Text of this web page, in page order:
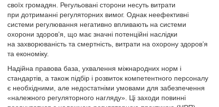
своїх громадян. Регульовані сторони несуть витрати
при дотриманні регуляторних вимог. Однак неефективні
системи регулювання негативно впливають на системи
охорони здоров’я, що має значні потенційні наслідки
на захворюваність та смертність, витрати на охорону здоров’я
та економіку.
Надійна правова база, ухвалення міжнародних норм і
стандартів, а також підбір і розвиток компетентного персоналу
є необхідними, але недостатніми умовами для забезпечення
«належного регуляторного нагляду». Ці заходи повинні